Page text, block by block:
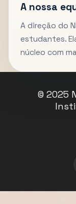
A nossa
A direção do
estudantes.
núcleo com
© 2025